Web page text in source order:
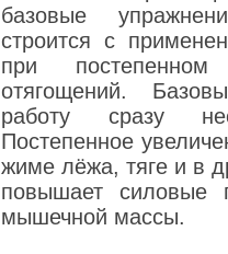
базовые
строится с
при постепенном
отягощений.
работу сразу
Постепенное
жиме лёжа, тяге и в
повышает силовые
мышечной массы.